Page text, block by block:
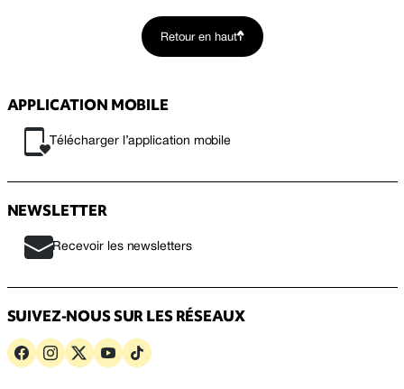
Retour en haut
APPLICATION MOBILE
Télécharger l’application mobile
NEWSLETTER
Recevoir les newsletters
SUIVEZ-NOUS SUR LES RÉSEAUX